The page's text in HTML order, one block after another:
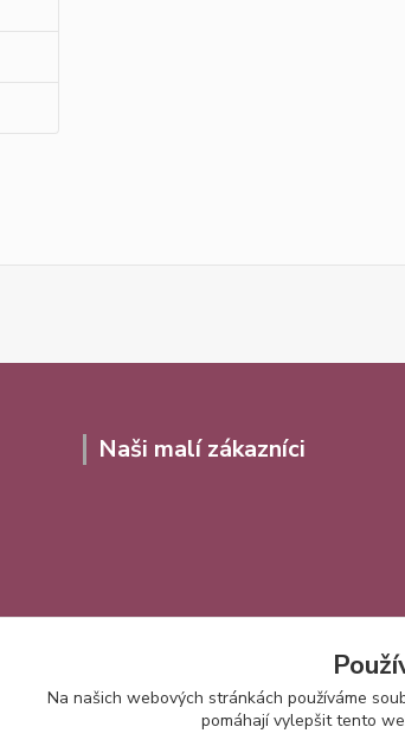
Naši malí zákazníci
Na našich webových stránkách používáme
pomáhají vylepšit tento